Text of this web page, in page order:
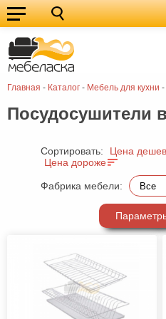
Главная - Каталог - Мебель для кухни -
Кухонные
гарнитуры
Мебель
для
кухни
Мебель
для
спальни
Кровати
Шкафы
Детская
гостиную
прихожей
Комоды
Посудосушители
Сортировать:
Цена
Цена дороже
Фабрика мебели: